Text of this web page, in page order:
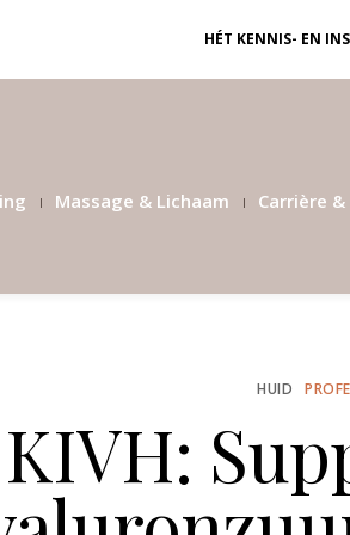
HÉT KENNIS- EN
Massage & Lichaam Carrière
HUID
KIVH: